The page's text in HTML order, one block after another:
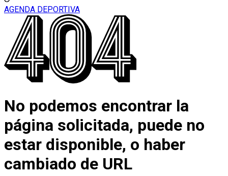
AGENDA DEPORTIVA
No podemos encontrar la
página solicitada, puede no
estar disponible, o haber
cambiado de URL